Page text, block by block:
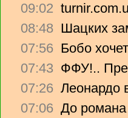
09:02
08:48 Шацких
07:56 Бобо
07:43 ФФУ!..
07:26 Леонардо
07:06 До